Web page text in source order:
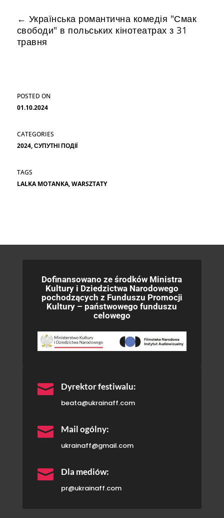
01.10.2024
2024,СУПУТНІ ПОДІЇ
LALKA MOTANKA,WARSZTATY
← Українська романтична комедія "Смак
свободи" в польських кінотеатрах з 31
травня
Dofinansowano ze środków Ministra
Kultury i Dziedzictwa Narodowego
pochodzących z Funduszu Promocji
Kultury – państwowego funduszu
celowego
 Dyrektor festiwalu:
beata@ukrainaff.com
 Mail ogólny:
ukrainaff@gmail.com
 Dla mediów:
pr@ukrainaff.com